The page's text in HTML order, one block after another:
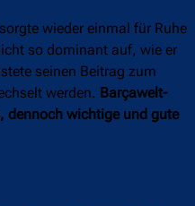
wieder einmal für Ruhe
so dominant auf, wie er
seinen Beitrag zum
werden. Barçawelt-
dennoch wichtige und gute